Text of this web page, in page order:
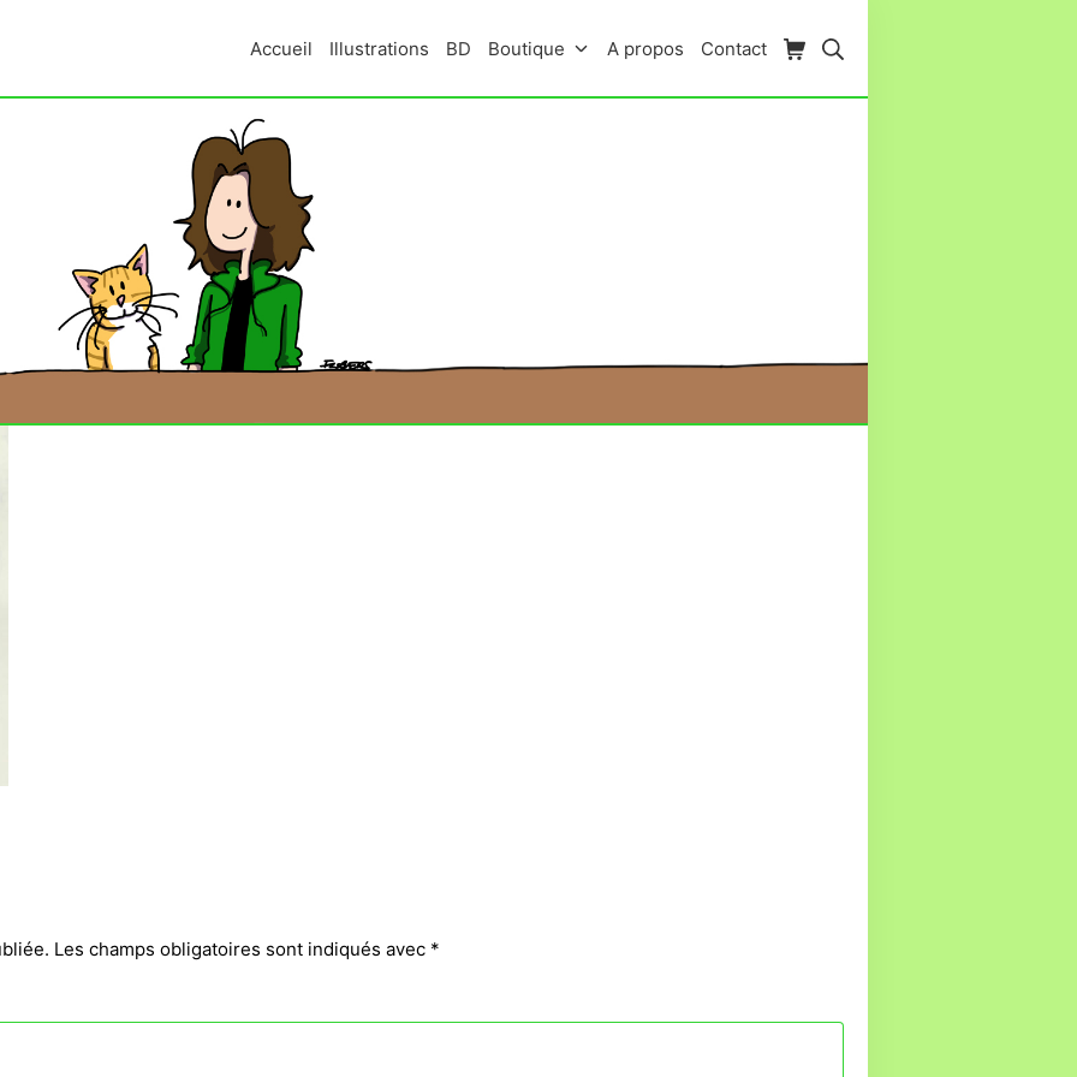
Accueil Illustrations BD Boutique A propos Contact Panier d’achat
Les champs obligatoires sont indiqués avec *